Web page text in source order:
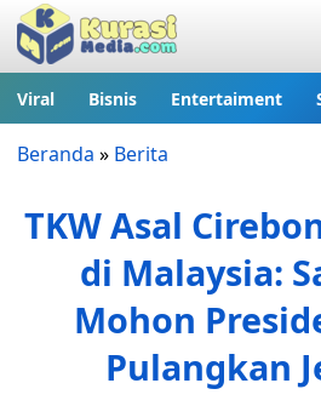
Viral Bisnis Entertaiment
Beranda » Berita
TKW Asal
di Malaysia:
Mohon
Pulangkan